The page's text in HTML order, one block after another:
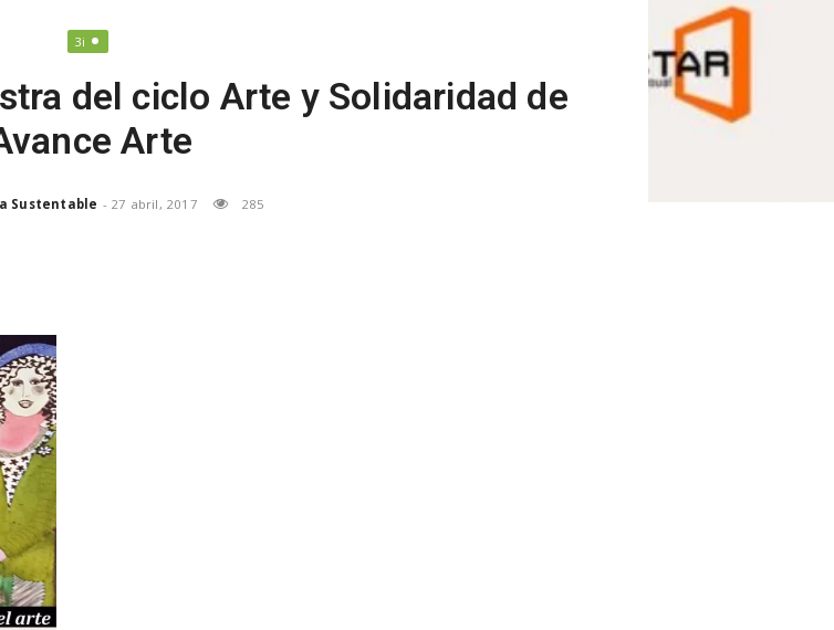
3i
del ciclo Arte y Solidaridad de
Arte
Sustentable - 27 abril, 2017 285